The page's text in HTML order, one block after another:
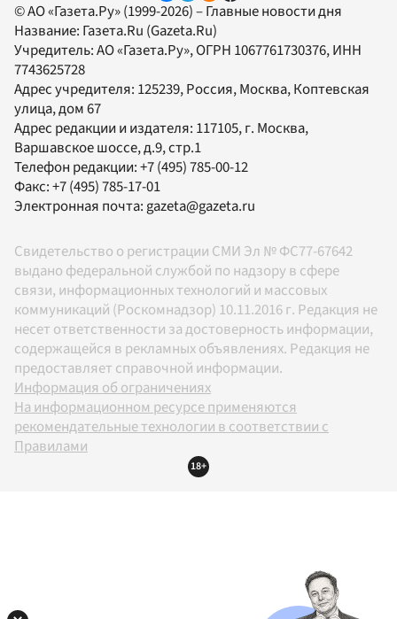
© АО «Газета.Ру» (1999-2026) – Главные новости дня
Название: Газета.Ru (Gazeta.Ru)
Учредитель:АО «Газета.Ру», ОГРН 1067761730376, ИНН
7743625728
Адрес учредителя: 125239, Россия, Москва, Коптевская
улица, дом 67
Адрес редакции и издателя: 117105, г. Москва,
Варшавское шоссе, д.9, стр.1
Телефон редакции:+7 (495) 785-00-12
Факс:+7 (495) 785-17-01
Электронная почта:gazeta@gazeta.ru
Свидетельство о регистрации СМИ Эл № ФС77-67642
выдано федеральной службой по надзору в сфере
связи, информационных технологий и массовых
коммуникаций (Роскомнадзор) 10.11.2016 г. Редакция не
несет ответственности за достоверность информации,
содержащейся в рекламных объявлениях. Редакция не
предоставляет справочной информации.
Информация об ограничениях
На информационном ресурсе применяются
рекомендательные технологии в соответствии с
Правилами
18+